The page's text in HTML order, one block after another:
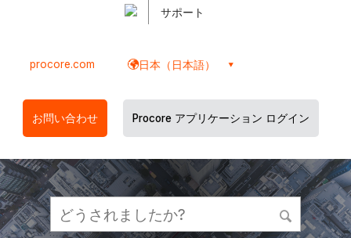
サポート
procore.com 日本（日本語）
お問い合わせ Procore アプリケーション ログイン